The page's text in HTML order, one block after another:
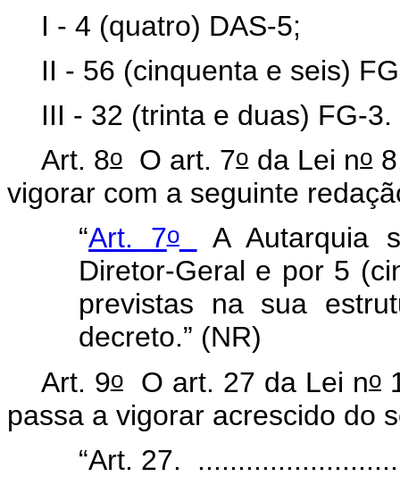
I - 4 (quatro) DAS-5;
II - 56 (cinquenta e seis)
III - 32 (trinta e duas) FG-3.
Art. 8oO art. 7oda Lei no
vigorar com a seguinte
“Art. 7o
A Autarquia
Diretor-Geral e por 5
previstas na sua
decreto.” (NR)
Art. 9oO art. 27 da Lei no
passa a vigorar acrescido do
“Art. 27.